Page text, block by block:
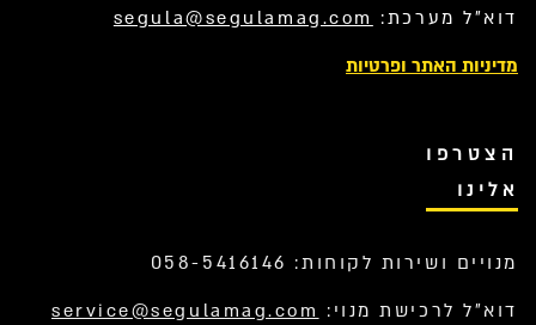
דוא”ל מערכת: segula@segulamag.com
מדיניות האתר ופרטיות
הצטרפו
אלינו
מנויים ושירות לקוחות: 058-5416146
דוא”ל לרכישת מנוי: service@segulamag.com